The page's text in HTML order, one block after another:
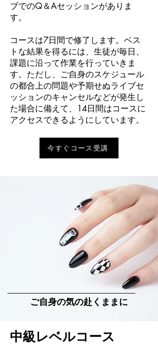
ブでのQ＆Aセッションがありま
す。
コースは7日間で修了します。ベス
トな結果を得るには、生徒が毎日、
課題に沿って作業を行っていきま
す。ただし、ご自身のスケジュール
の都合上の問題や予期せぬライブセ
ッションのキャンセルなどが発生し
た場合に備えて、14日間はコースに
アクセスできるようにしています。
今すぐコース受講
ご自身の気の赴くままに
中級レベルコース